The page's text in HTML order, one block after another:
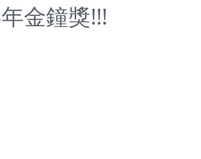
金鐘獎!!!